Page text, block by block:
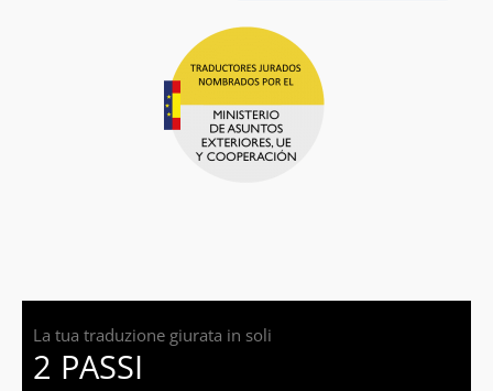
La tua traduzione giurata in soli
2 PASSI